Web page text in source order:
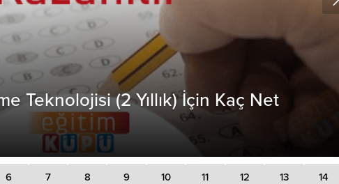
Teknolojisi (2 Yıllık) İçin Kaç Net
6 7 8 9 10 11 12 13 14